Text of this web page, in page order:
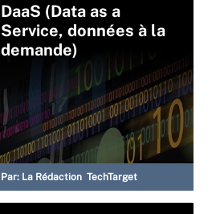
DaaS (Data as a
Service, données à la
demande)
Par: La Rédaction TechTarget